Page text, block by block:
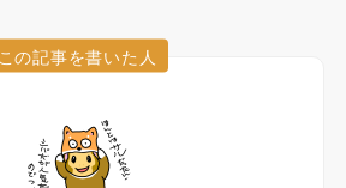
この記事を書いた人